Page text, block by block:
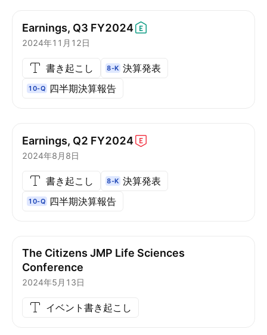
Earnings, Q3 FY2024
2024年11月12日
書き起こし 8-K 決算発表
10-Q 四半期決算報告
Earnings, Q2 FY2024
2024年8月8日
書き起こし 8-K 決算発表
10-Q 四半期決算報告
The Citizens JMP Life Sciences
Conference
2024年5月13日
イベント書き起こし